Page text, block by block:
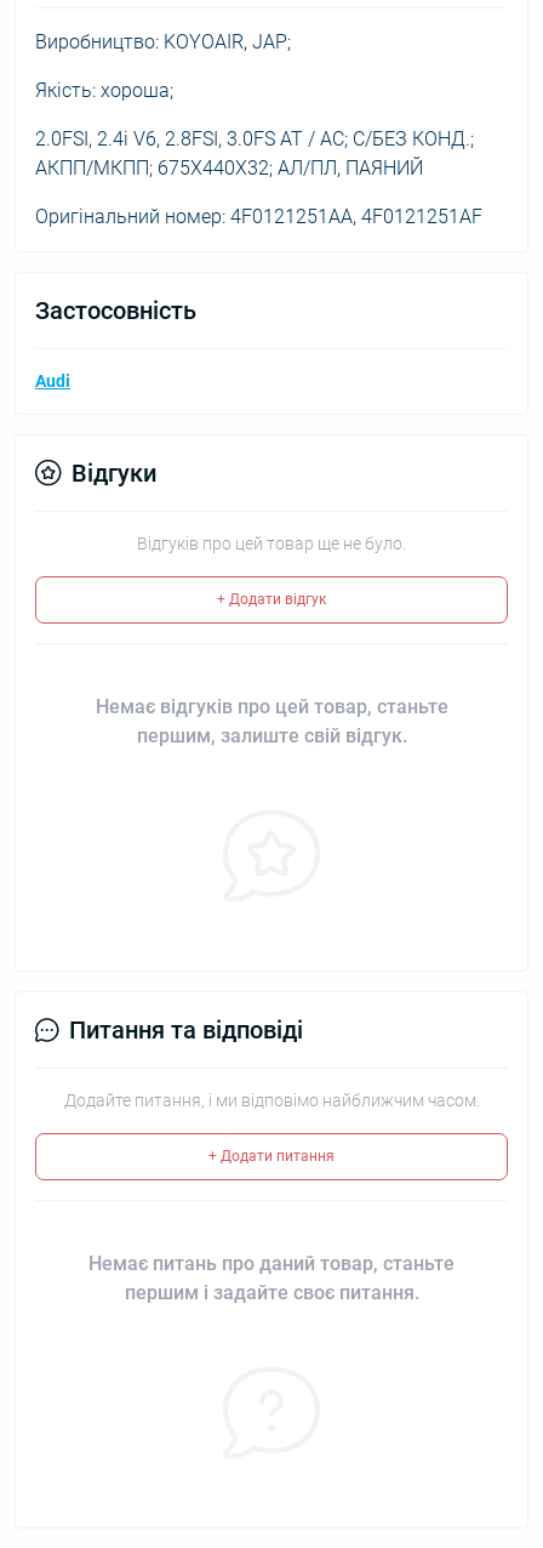
Виробництво: KOYOAIR, JAP;
Якість: хороша;
2.0FSI, 2.4i V6, 2.8FSI, 3.0FS AT / AC; С/БЕЗ КОНД.;
АКПП/МКПП; 675X440X32; АЛ/ПЛ, ПАЯНИЙ
Оригінальний номер: 4F0121251AA, 4F0121251AF
Застосовність
Audi
Відгуки
Відгуків про цей товар ще не було.
+ Додати відгук
Немає відгуків про цей товар, станьте
першим, залиште свій відгук.
Питання та відповіді
Додайте питання, і ми відповімо найближчим часом.
+ Додати питання
Немає питань про даний товар, станьте
першим і задайте своє питання.